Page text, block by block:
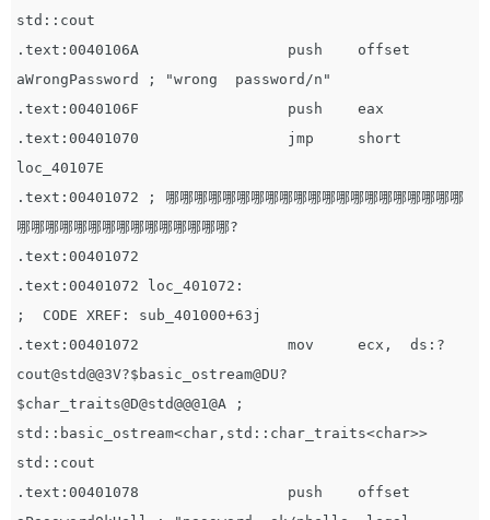
std::cout
.text:0040106A                 push    offset
aWrongPassword ; "wrong  password/n"
.text:0040106F                 push    eax
.text:00401070                 jmp     short
loc_40107E
.text:00401072 ; 哪哪哪哪哪哪哪哪哪哪哪哪哪哪哪哪哪哪哪哪哪
哪哪哪哪哪哪哪哪哪哪哪哪哪哪哪?
.text:00401072
.text:00401072 loc_401072:
;  CODE XREF: sub_401000+63j
.text:00401072                 mov     ecx,  ds:?
cout@std@@3V?$basic_ostream@DU?
$char_traits@D@std@@@1@A ;
std::basic_ostream<char,std::char_traits<char>>
std::cout
.text:00401078                 push    offset